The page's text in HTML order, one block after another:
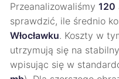
Przeanalizowaliśmy 120
sprawdzić, ile średnio
Włocławku. Koszty w
utrzymują się na
wpisując się w